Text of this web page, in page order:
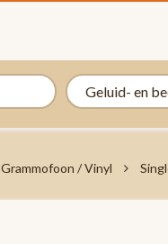
Grammofoon / Vinyl